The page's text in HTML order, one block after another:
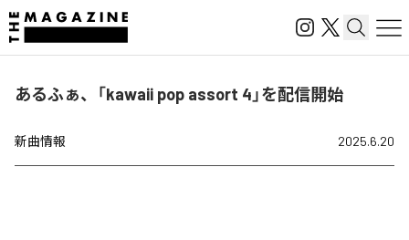
あるふぁ、「kawaii pop assort 4」を配信開始
新曲情報 2025.6.20